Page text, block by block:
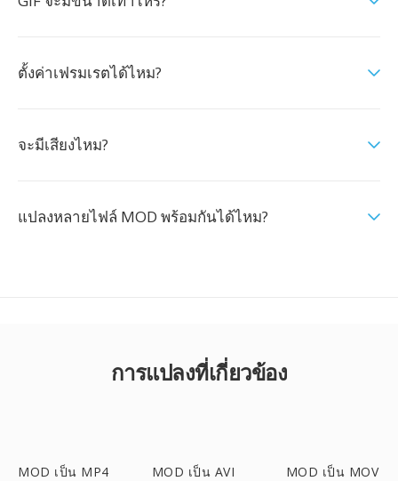
ตั้งค่าเฟรมเรตได้ไหม?
จะมีเสียงไหม?
แปลงหลายไฟล์ MOD พร้อมกันได้ไหม?
การแปลงที่เกี่ยวข้อง
MOD เป็น MP4 MOD เป็น AVI MOD เป็น MOV